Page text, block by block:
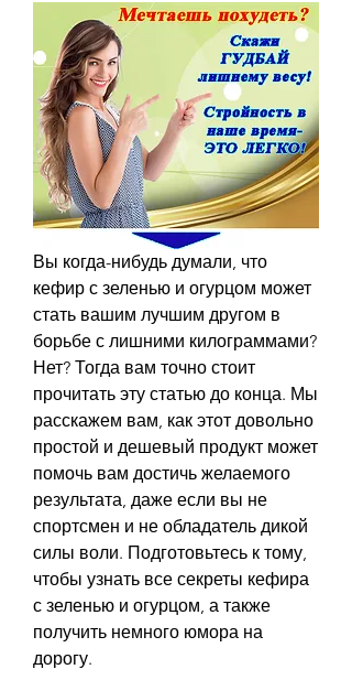
Вы когда-нибудь думали, что
кефир с зеленью и огурцом может
стать вашим лучшим другом в
борьбе с лишними килограммами?
Нет? Тогда вам точно стоит
прочитать эту статью до конца. Мы
расскажем вам, как этот довольно
простой и дешевый продукт может
помочь вам достичь желаемого
результата, даже если вы не
спортсмен и не обладатель дикой
силы воли. Подготовьтесь к тому,
чтобы узнать все секреты кефира
с зеленью и огурцом, а также
получить немного юмора на
дорогу.